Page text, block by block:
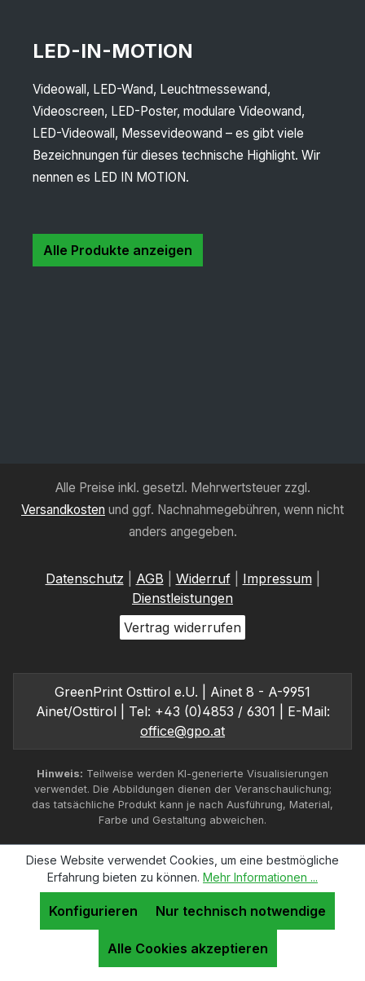
LED-IN-MOTION
Videowall, LED-Wand, Leuchtmessewand,
Videoscreen, LED-Poster, modulare Videowand,
LED-Videowall, Messevideowand – es gibt viele
Bezeichnungen für dieses technische Highlight. Wir
nennen es LED IN MOTION.
Alle Produkte anzeigen
Alle Preise inkl. gesetzl. Mehrwertsteuer zzgl.
Versandkosten und ggf. Nachnahmegebühren, wenn nicht
anders angegeben.
Datenschutz AGB Widerruf| Impressum
Dienstleistungen
Vertrag widerrufen
GreenPrint Osttirol e.U. | Ainet 8 - A-9951
Ainet/Osttirol | Tel: +43 (0)4853 / 6301 | E-Mail:
office@gpo.at
Hinweis: Teilweise werden KI-generierte Visualisierungen
verwendet. Die Abbildungen dienen der Veranschaulichung;
das tatsächliche Produkt kann je nach Ausführung, Material,
Farbe und Gestaltung abweichen.
Diese Website verwendet Cookies, um eine bestmögliche
Erfahrung bieten zu können. Mehr Informationen ...
Nur technisch notwendige
Konfigurieren
Alle Cookies akzeptieren